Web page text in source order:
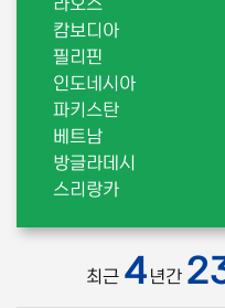
캄보디아
필리핀
인도네시아
파키스탄
베트남
방글라데시
스리랑카
최근 4년간